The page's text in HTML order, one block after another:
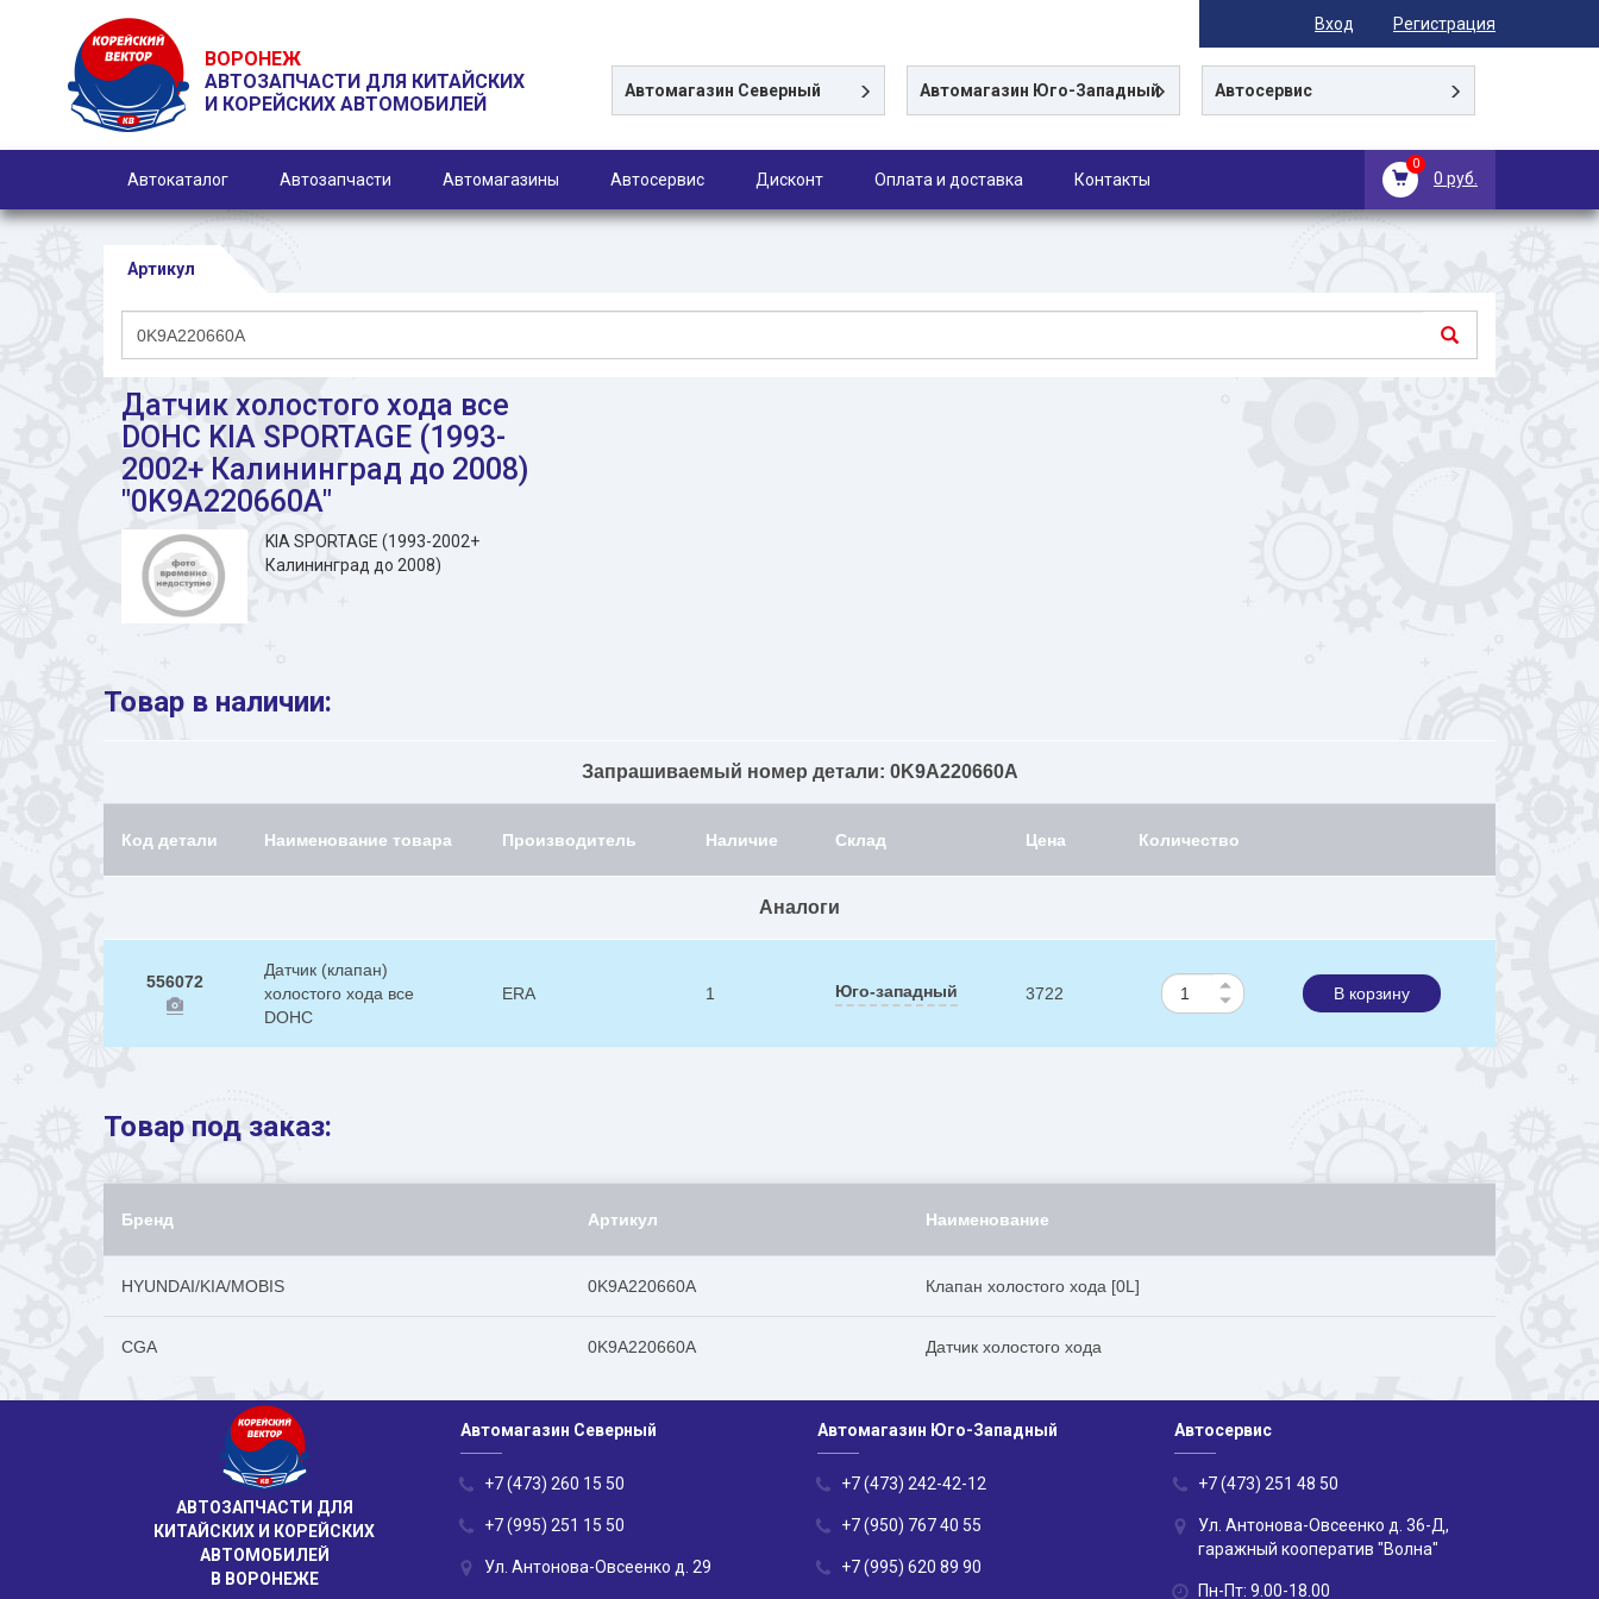
Вход Регистрация
ВОРОНЕЖ
АВТОЗАПЧАСТИ ДЛЯ КИТАЙСКИХ
И КОРЕЙСКИХ АВТОМОБИЛЕЙ
Автомагазин Северный Автомагазин Юго-Западный Автосервис
0
0 руб.
Автокаталог Автозапчасти Автомагазины Автосервис Дисконт Оплата и доставка Контакты
Артикул
Датчик холостого хода все
DOHC KIA SPORTAGE (1993-
2002+ Калининград до 2008)
"0K9A220660A"
KIA SPORTAGE (1993-2002+
Калининград до 2008)
Товар в наличии:
Запрашиваемый номер детали: 0K9A220660A
Код детали Наименование товара Производитель Наличие Склад Цена Количество
Аналоги
556072
Датчик (клапан)
холостого хода все
DOHC
ERA 1 Юго-западный 3722 В корзину
Товар под заказ:
Бренд Артикул Наименование
HYUNDAI/KIA/MOBIS 0K9A220660A Клапан холостого хода [0L]
CGA 0K9A220660A Датчик холостого хода
АВТОЗАПЧАСТИ ДЛЯ
КИТАЙСКИХ И КОРЕЙСКИХ
АВТОМОБИЛЕЙ
В ВОРОНЕЖЕ
Автомагазин Северный
+7 (473) 260 15 50
+7 (995) 251 15 50
Ул. Антонова-Овсеенко д. 29
Автомагазин Юго-Западный
+7 (473) 242-42-12
+7 (950) 767 40 55
+7 (995) 620 89 90
Автосервис
+7 (473) 251 48 50
Ул. Антонова-Овсеенко д. 36-Д,
гаражный кооператив "Волна"
Пн-Пт: 9.00-18.00